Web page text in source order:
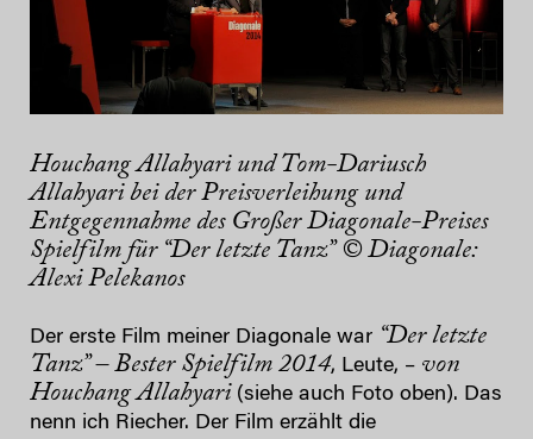
Houchang Allahyari und Tom-Dariusch
Allahyari bei der Preisverleihung und
Entgegennahme des Großer Diagonale-Preises
Spielfilm für “Der letzte Tanz” © Diagonale:
Alexi Pelekanos
Der erste Film meiner Diagonale war “Der letzte
Tanz” – Bester Spielfilm 2014, Leute, – von
Houchang Allahyari (siehe auch Foto oben). Das
nenn ich Riecher. Der Film erzählt die